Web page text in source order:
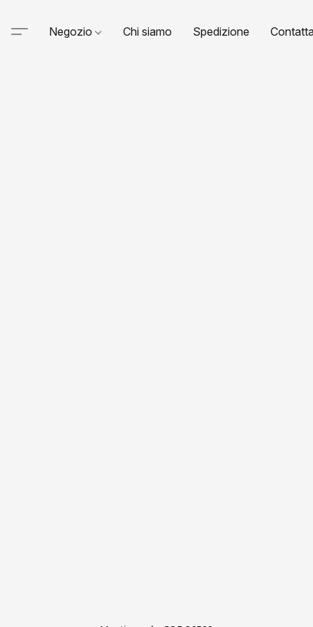
Negozio Chi siamo Spedizione